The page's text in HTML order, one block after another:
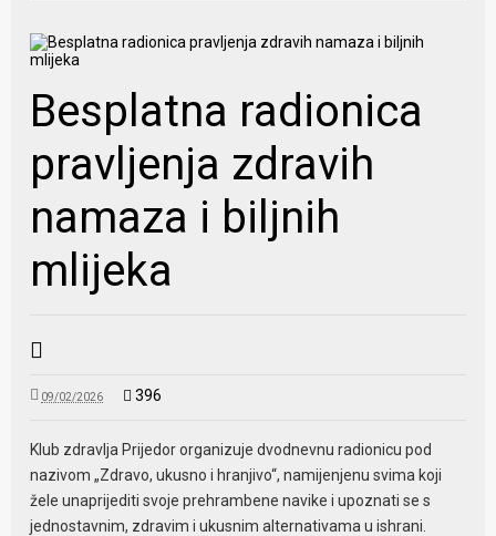
Besplatna radionica
pravljenja zdravih
namaza i biljnih
mlijeka
09/02/2026 396
Klub zdravlja Prijedor organizuje dvodnevnu radionicu pod
nazivom „Zdravo, ukusno i hranjivo“, namijenjenu svima koji
žele unaprijediti svoje prehrambene navike i upoznati se s
jednostavnim, zdravim i ukusnim alternativama u ishrani.